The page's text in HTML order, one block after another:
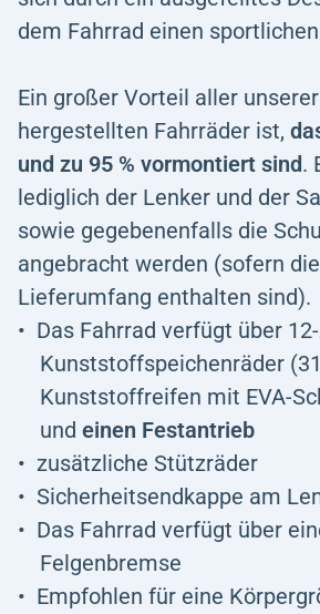
dem Fahrrad einen
Ein großer Vorteil aller
hergestellten Fahrräder ist,
und zu 95 % vormontiert sind.
lediglich der Lenker und der
sowie gegebenenfalls die
angebracht werden (sofern
Lieferumfang enthalten sind).
Das Fahrrad verfügt über
Kunststoffspeichenräder
Kunststoffreifen mit EVA-
und einen Festantrieb
zusätzliche Stützräder
Sicherheitsendkappe am
Das Fahrrad verfügt über
Felgenbremse
Empfohlen für eine